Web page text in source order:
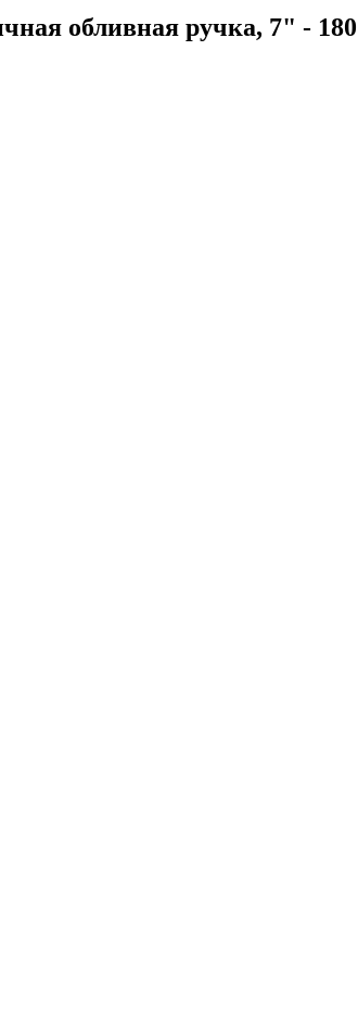
обливная ручка, 7" -